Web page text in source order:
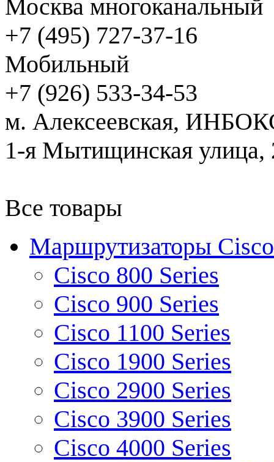
Москва многоканальный
+7 (495) 727-37-16
Мобильный
+7 (926) 533-34-53
м. Алексеевская,
1-я Мытищинская улица,
Все товары
Маршрутизаторы Cisco
Cisco 800 Series
Cisco 900 Series
Cisco 1100 Series
Cisco 1900 Series
Cisco 2900 Series
Cisco 3900 Series
Cisco 4000 Series